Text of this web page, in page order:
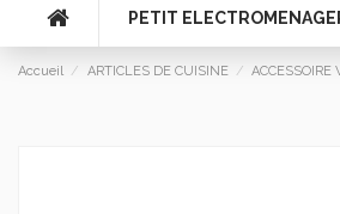
PETIT
Accueil ARTICLES DE CUISINE ACCESSOIRE